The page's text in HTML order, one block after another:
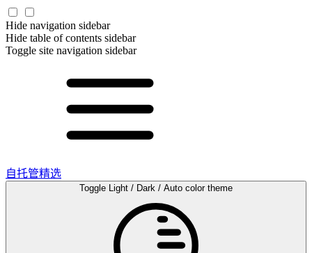
Hide navigation sidebar
Hide table of contents sidebar
Toggle site navigation sidebar
自托管精选
Toggle Light / Dark / Auto color theme